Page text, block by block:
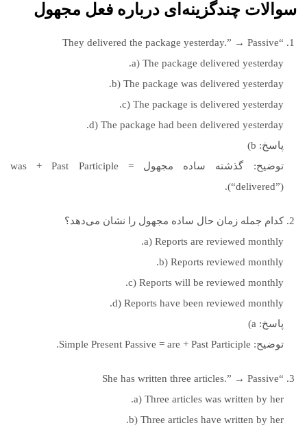
سوالات چندگزینه‌ای درباره فعل مجهول
“They delivered the package yesterday.” → Passive
a) The package delivered yesterday.
b) The package was delivered yesterday.
c) The package is delivered yesterday.
d) The package had been delivered yesterday.
پاسخ: b)
توضیح: گذشته ساده مجهول = was + Past Participle
(“delivered”).
کدام جمله زمان حال ساده مجهول را نشان می‌دهد؟
a) Reports are reviewed monthly.
b) Reports reviewed monthly.
c) Reports will be reviewed monthly.
d) Reports have been reviewed monthly.
پاسخ: a)
توضیح: Simple Present Passive = are + Past Participle.
“She has written three articles.” → Passive
a) Three articles was written by her.
b) Three articles have written by her.